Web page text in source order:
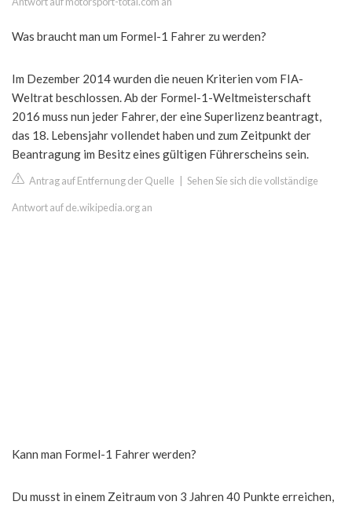
Was braucht man um Formel-1 Fahrer zu werden?
Im Dezember 2014 wurden die neuen Kriterien vom FIA-
Weltrat beschlossen. Ab der Formel-1-Weltmeisterschaft
2016 muss nun jeder Fahrer, der eine Superlizenz beantragt,
das 18. Lebensjahr vollendet haben und zum Zeitpunkt der
Beantragung im Besitz eines gültigen Führerscheins sein.
Antrag auf Entfernung der Quelle Sehen Sie sich die vollständige
Antwort auf de.wikipedia.org an
Kann man Formel-1 Fahrer werden?
Du musst in einem Zeitraum von 3 Jahren 40 Punkte erreichen,